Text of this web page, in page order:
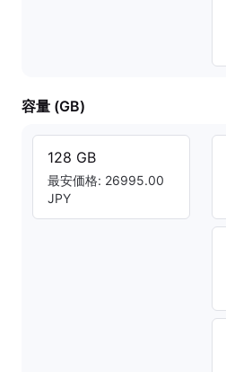
容量 (GB)
128 GB
最安価格: 26995.00
JPY